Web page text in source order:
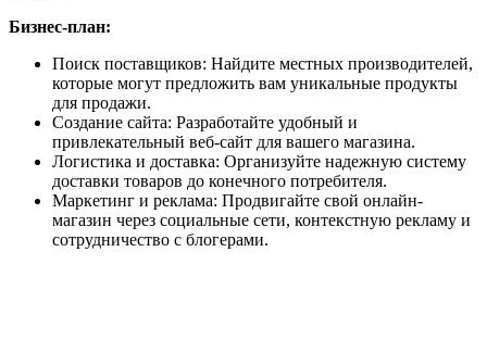
Бизнес-план:
Поиск поставщиков: Найдите местных производителей,
которые могут предложить вам уникальные продукты
для продажи.
Создание сайта: Разработайте удобный и
привлекательный веб-сайт для вашего магазина.
Логистика и доставка: Организуйте надежную систему
доставки товаров до конечного потребителя.
Маркетинг и реклама: Продвигайте свой онлайн-
магазин через социальные сети, контекстную рекламу и
сотрудничество с блогерами.